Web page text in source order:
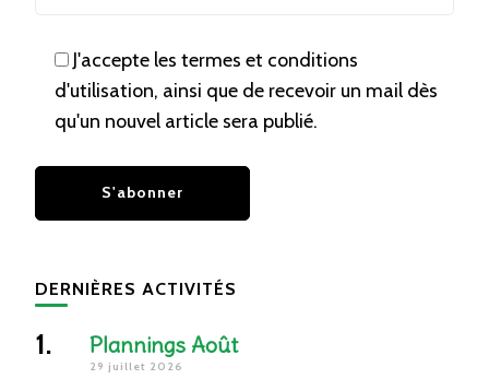
J'accepte les termes et conditions
d'utilisation, ainsi que de recevoir un mail dès
qu'un nouvel article sera publié.
DERNIÈRES ACTIVITÉS
Plannings Août
29 juillet 2026